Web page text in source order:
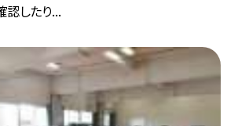
認したり...